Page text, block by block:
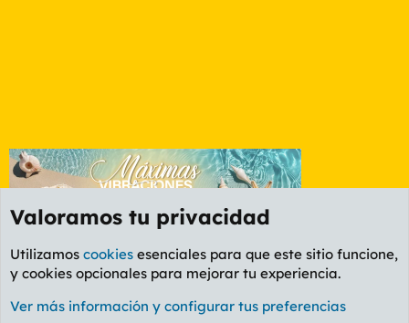
Foro General
Cookies
PL OLDSTYLE AMARILLO
Valoramos tu privacidad
Utilizamos cookies esenciales para que este sitio funcione,
y cookies opcionales para mejorar tu experiencia.
Ver más información y configurar tus preferencias